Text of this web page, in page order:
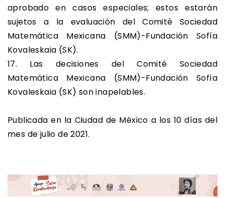
aprobado en casos especiales; estos estarán
sujetos a la evaluación del Comité Sociedad
Matemática Mexicana (SMM)-Fundación Sofía
Kovaleskaia (SK).
17. Las decisiones del Comité Sociedad
Matemática Mexicana (SMM)-Fundación Sofía
Kovaleskaia (SK) son inapelables.
Publicada en la Ciudad de México a los 10 días del
mes de julio de 2021.